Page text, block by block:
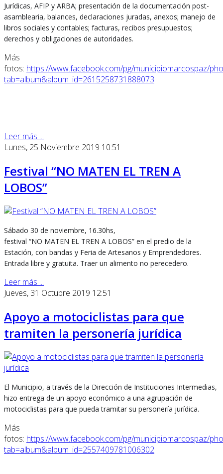
Jurídicas, AFIP y ARBA; presentación de la documentación post-
asamblearia, balances, declaraciones juradas, anexos; manejo de
libros sociales y contables; facturas, recibos presupuestos;
derechos y obligaciones de autoridades.
Más
fotos: https://www.facebook.com/pg/municipiomarcospaz/
tab=album&album_id=2615258731888073
Leer más ...
Lunes, 25 Noviembre 2019 10:51
Festival “NO MATEN EL TREN A
LOBOS”
Sábado 30 de noviembre, 16.30hs,
festival “NO MATEN EL TREN A LOBOS” en el predio de la
Estación, con bandas y Feria de Artesanos y Emprendedores.
Entrada libre y gratuita. Traer un alimento no perecedero.
Leer más ...
Jueves, 31 Octubre 2019 12:51
Apoyo a motociclistas para que
tramiten la personería jurídica
El Municipio, a través de la Dirección de Instituciones Intermedias,
hizo entrega de un apoyo económico a una agrupación de
motociclistas para que pueda tramitar su personería jurídica.
Más
fotos: https://www.facebook.com/pg/municipiomarcospaz/
tab=album&album_id=2557409781006302